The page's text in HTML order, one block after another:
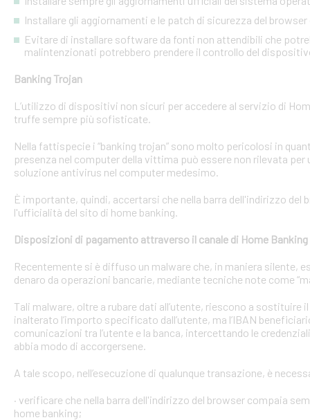
Installare gli aggiornamenti e le patch di sicurezza del
Evitare di installare software da fonti non attendibili che
malintenzionati potrebbero prendere il controllo del
Banking Trojan
L’utilizzo di dispositivi non sicuri per accedere al servizio di
truffe sempre più sofisticate.
Nella fattispecie i “banking trojan” sono molto pericolosi in
presenza nel computer della vittima può essere non rilevata
soluzione antivirus nel computer medesimo.
È importante, quindi, accertarsi che nella barra dell'indirizzo
l'ufficialità del sito di home banking.
Disposizioni di pagamento attraverso il canale di Home Banking
Recentemente si è diffuso un malware che, in maniera silente,
denaro da operazioni bancarie, mediante tecniche note come
Tali malware, oltre a rubare dati all’utente, riescono a
inalterato l’importo specificato dall’utente, ma l’IBAN
comunicazioni tra l’utente e la banca, intercettando le
abbia modo di accorgersene.
A tale scopo, nell’esecuzione di qualunque transazione, è
· verificare che nella barra dell'indirizzo del browser compaia
home banking;